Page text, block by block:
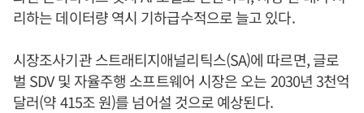
리하는 데이터량 역시 기하급수적으로 늘고 있다.
시장조사기관 스트래티지애널리틱스(SA)에 따르면, 글로
벌 SDV 및 자율주행 소프트웨어 시장은 오는 2030년 3천억
달러(약 415조 원)를 넘어설 것으로 예상된다.